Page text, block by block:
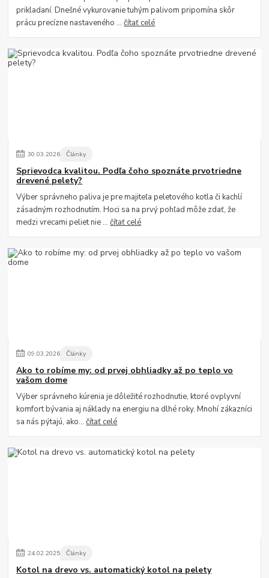
prikladaní. Dnešné vykurovanie tuhým palivom pripomína skôr
prácu precízne nastaveného ...čítať celé
30.03.2026 Články
Sprievodca kvalitou. Podľa čoho spoznáte prvotriedne
drevené pelety?
Výber správneho paliva je pre majiteľa peletového kotla či kachlí
zásadným rozhodnutím. Hoci sa na prvý pohľad môže zdať, že
medzi vrecami peliet nie ...čítať celé
09.03.2026 Články
Ako to robíme my: od prvej obhliadky až po teplo vo
vašom dome
Výber správneho kúrenia je dôležité rozhodnutie, ktoré ovplyvní
komfort bývania aj náklady na energiu na dlhé roky. Mnohí zákazníci
sa nás pýtajú, ako...čítať celé
24.02.2025 Články
Kotol na drevo vs. automatický kotol na pelety